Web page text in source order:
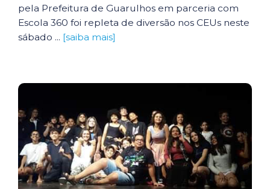
pela Prefeitura de Guarulhos em parceria com
Escola 360 foi repleta de diversão nos CEUs neste
sábado ... [saiba mais]